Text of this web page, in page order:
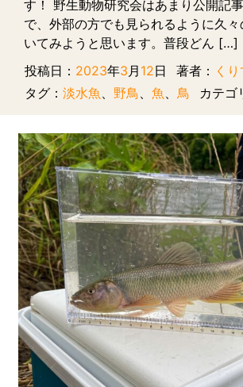
す！ 野生動物研究会はあまり公開記
で、外部の方でも見られるように久
いてみようと思います。普段どん […]
投稿日： 2023年3月 12日 著者： く
タグ： 淡水魚、 野鳥、 魚、 鳥 カテゴ